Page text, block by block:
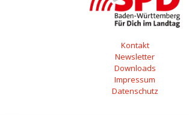
Kontakt
Newsletter
Downloads
Impressum
Datenschutz